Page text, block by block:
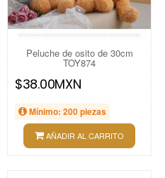
Peluche de osito de 30cm
TOY874
$38.00MXN
Mínimo: 200 piezas
AÑADIR AL CARRITO